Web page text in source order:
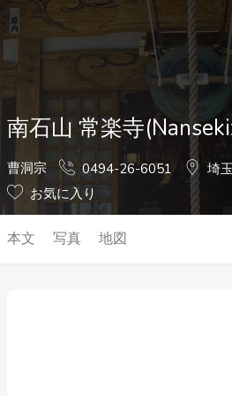
南石山 常楽寺
曹洞宗 0494-26-6051
埼
お気に入り
本文 写真 地図